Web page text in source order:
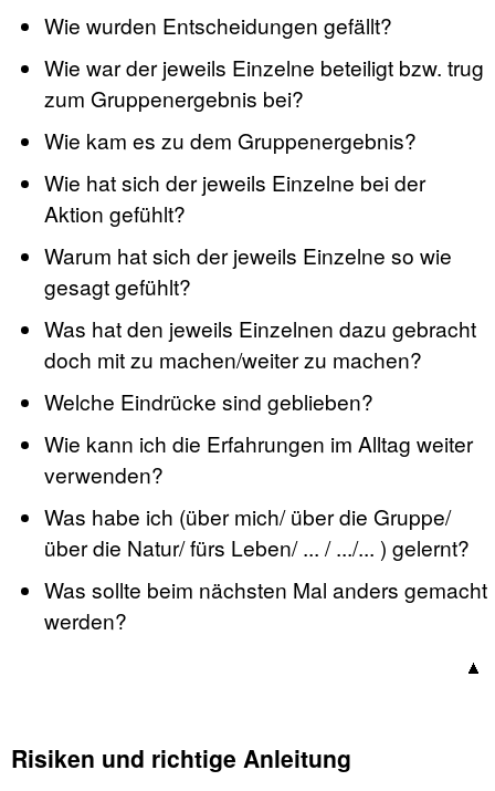
Wie wurden Entscheidungen gefällt?
Wie war der jeweils Einzelne beteiligt bzw. trug
zum Gruppenergebnis bei?
Wie kam es zu dem Gruppenergebnis?
Wie hat sich der jeweils Einzelne bei der
Aktion gefühlt?
Warum hat sich der jeweils Einzelne so wie
gesagt gefühlt?
Was hat den jeweils Einzelnen dazu gebracht
doch mit zu machen/weiter zu machen?
Welche Eindrücke sind geblieben?
Wie kann ich die Erfahrungen im Alltag weiter
verwenden?
Was habe ich (über mich/ über die Gruppe/
über die Natur/ fürs Leben/ ... / .../... ) gelernt?
Was sollte beim nächsten Mal anders gemacht
werden?
Risiken und richtige Anleitung